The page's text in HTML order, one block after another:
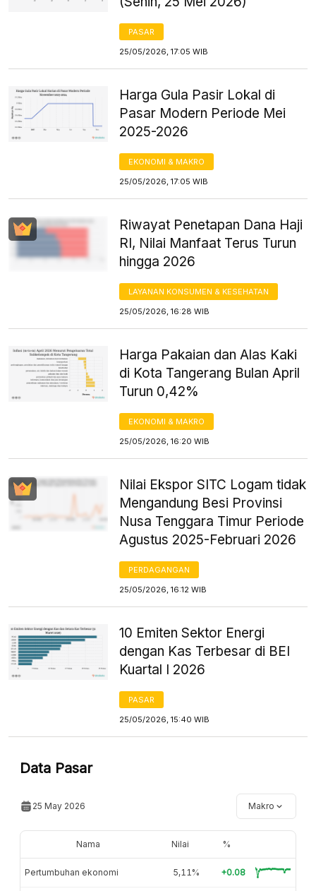
PASAR
25/05/2026, 17:05 WIB
Harga Gula Pasir Lokal di
Pasar Modern Periode Mei
2025-2026
EKONOMI & MAKRO
25/05/2026, 17:05 WIB
Riwayat Penetapan Dana Haji
RI, Nilai Manfaat Terus Turun
hingga 2026
LAYANAN KONSUMEN & KESEHATAN
25/05/2026, 16:28 WIB
Harga Pakaian dan Alas Kaki
di Kota Tangerang Bulan April
Turun 0,42%
EKONOMI & MAKRO
25/05/2026, 16:20 WIB
Nilai Ekspor SITC Logam tidak
Mengandung Besi Provinsi
Nusa Tenggara Timur Periode
Agustus 2025-Februari 2026
PERDAGANGAN
25/05/2026, 16:12 WIB
10 Emiten Sektor Energi
dengan Kas Terbesar di BEI
Kuartal I 2026
PASAR
25/05/2026, 15:40 WIB
Data Pasar
25 May 2026 Makro
Nama Nilai %
Pertumbuhan ekonomi 5,11% +0.08